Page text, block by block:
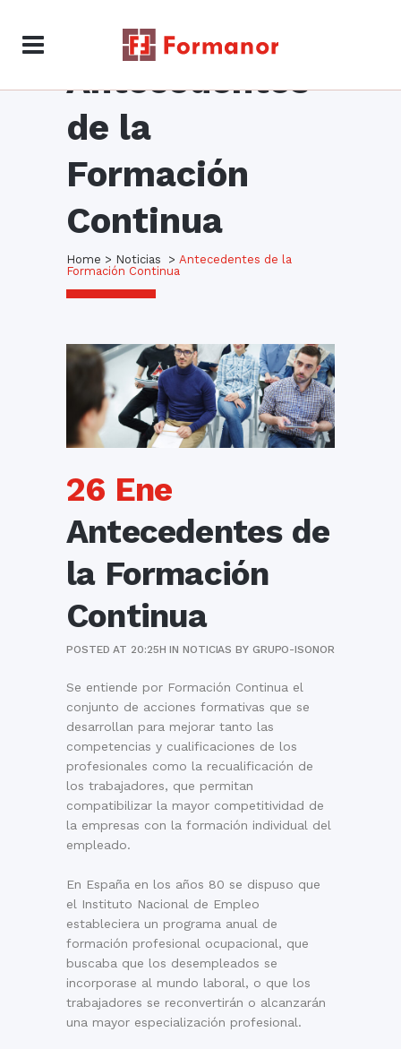
Antecedentes
de la
Formación
Continua
Home > Noticias > Antecedentes de la
Formación Continua
26 Ene
Antecedentes de
la Formación
Continua
POSTED AT 20:25H INNOTICIAS BY GRUPO-ISONOR
Se entiende por Formación Continua el
conjunto de acciones formativas que se
desarrollan para mejorar tanto las
competencias y cualificaciones de los
profesionales como la recualificación de
los trabajadores, que permitan
compatibilizar la mayor competitividad de
la empresas con la formación individual del
empleado.
En España en los años 80 se dispuso que
el Instituto Nacional de Empleo
estableciera un programa anual de
formación profesional ocupacional, que
buscaba que los desempleados se
incorporase al mundo laboral, o que los
trabajadores se reconvertirán o alcanzarán
una mayor especialización profesional.